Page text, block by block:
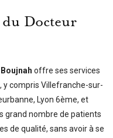
Docteur
offre ses services
y compris Villefranche-sur-
Lyon 6ème, et
grand nombre de patients
de qualité, sans avoir à se